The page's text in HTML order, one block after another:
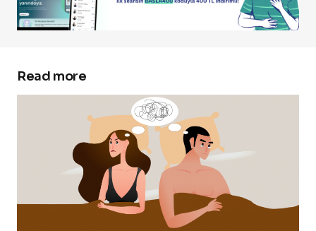
Read more